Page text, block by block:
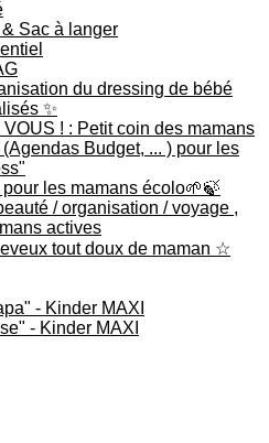
Sac à langer
du dressing de bébé
✨
! : Petit coin des mamans
Budget, ... ) pour les
les mamans écolo🌱🍃
/ organisation / voyage ,
actives
tout doux de maman ☆
- Kinder MAXI
- Kinder MAXI